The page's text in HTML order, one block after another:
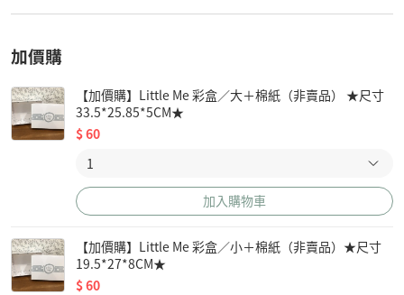
加價購
【加價購】Little Me 彩盒／大＋棉紙（非賣品） ★尺寸
33.5*25.85*5CM★
$60
加入購物車
【加價購】Little Me 彩盒／小＋棉紙（非賣品）★尺寸
19.5*27*8CM★
$60